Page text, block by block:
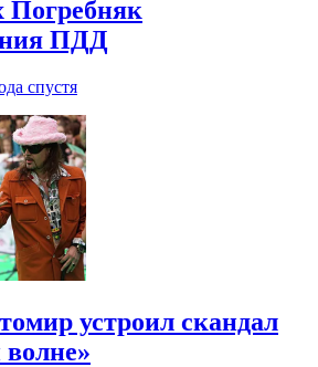
Погребняк
ПДД
спустя
устроил скандал